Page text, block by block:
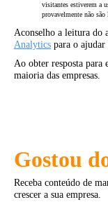
visitantes estiverem a
provavelmente não
Aconselho a leitura do
Analytics para o ajudar
Ao obter resposta para
maioria das empresas.
Gostou
Receba conteúdo de
crescer a sua empresa.